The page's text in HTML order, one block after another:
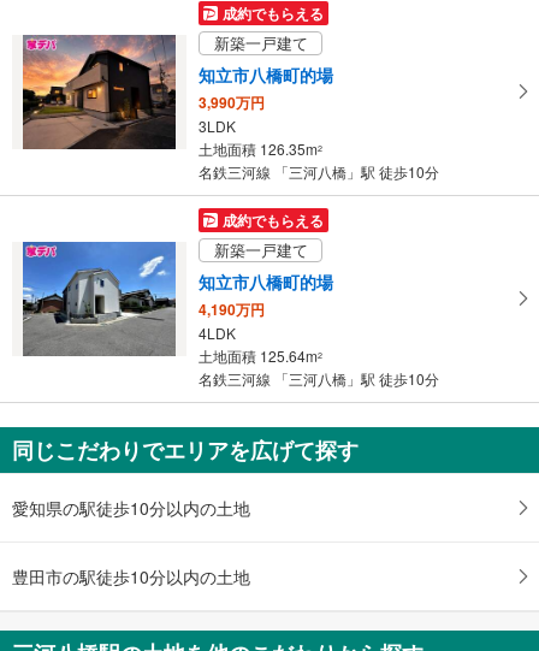
け
取
る
・
イ
ー
ジ
に
存
す
る
成約でもらえる
新築一戸建て
知立市八橋町的場
3,990万円
3LDK
土地面積 126.35m2
名鉄三河線 「三河八橋」駅 徒歩10分
成約でもらえる
新築一戸建て
知立市八橋町的場
4,190万円
4LDK
土地面積 125.64m2
名鉄三河線 「三河八橋」駅 徒歩10分
同じこだわりでエリアを広げて探す
愛知県の駅徒歩10分以内の土地
豊田市の駅徒歩10分以内の土地